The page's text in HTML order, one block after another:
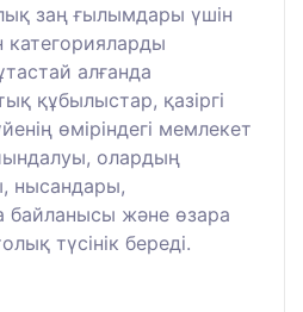
заң ғылымдары үшін
алғанда
құбылыстар, қазіргі
өміріндегі мемлекет
олардың
нысандары,
байланысы және өзара
түсінік береді.